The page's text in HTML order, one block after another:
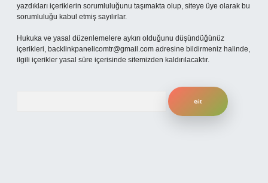
yazdıkları içeriklerin sorumluluğunu taşımakta olup, siteye üye olarak bu
sorumluluğu kabul etmiş sayılırlar.
Hukuka ve yasal düzenlemelere aykırı olduğunu düşündüğünüz
içerikleri, backlinkpanelicomtr@gmail.com adresine bildirmeniz halinde,
ilgili içerikler yasal süre içerisinde sitemizden kaldırılacaktır.